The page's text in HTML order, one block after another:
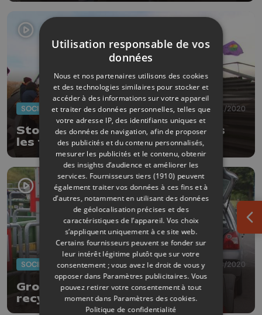
SOCIÉTÉ 25/11/2020
Stop aux violences envers toutes
les femmes !
SOCIÉTÉ 03/08/2020
Grosse affluence dans les
recyparcs, décalez votre visite !
Utilisation responsable de vos
données
Nous et nos partenaires utilisons des cookies
et des technologies similaires pour stocker et
accéder à des informations sur votre appareil
et traiter des données personnelles, telles que
votre adresse IP, des identifiants uniques et
des données de navigation, afin de proposer
des publicités et du contenu personnalisés,
mesurer les publicités et le contenu, obtenir
des insights d’audience et améliorer les
services. Fournisseurs tiers (1910) peuvent
également traiter vos données à ces fins et à
d’autres, notamment en utilisant des données
de géolocalisation précises et des
caractéristiques de l’appareil. Vos choix
s’appliquent uniquement à ce site web.
Certains fournisseurs peuvent se fonder sur
leur intérêt légitime plutôt que sur votre
consentement ; vous avez le droit de vous y
opposer dans Paramètres publicitaires. Vous
pouvez retirer votre consentement à tout
moment dans Paramètres des cookies.
Politique de confidentialité